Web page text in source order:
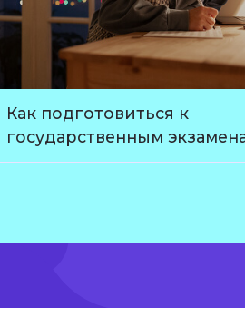
Как подготовиться к
государственным